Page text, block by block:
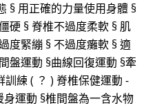
§ 用正確的力量使用身體 §
硬 § 脊椎不過度柔軟 § 肌
度緊繃 § 不過度癱軟 § 適
盤運動 §曲線回復運動 §牽
練 ( ？ ) 脊椎保健運動 -
運動 §椎間盤為一含水物